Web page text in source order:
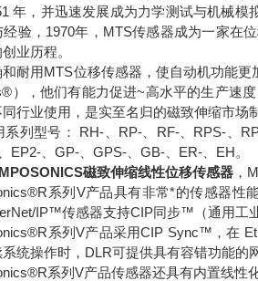
年，并迅速发展成为力学测试与机械
经验，1970年，MTS传感器成为一家在
业历程。
耐用MTS位移传感器，使自动机功能
），他们有能力促进~高水平的生产速
行业使用，是实至名归的磁致伸缩市场
系列型号： RH-、RP-、RF-、RPS-、
EP2-、GP-、GPS-、GB-、ER-、EH。
磁致伸缩线性位移传感器 ，
系列V产品具有非常*的传感器性
IP™传感器支持CIP同步™（通用工
系列V产品采用CIP Sync™，在
统操作时，DLR可提供具有容错功能的
系列V产品传感器还具有内置线性